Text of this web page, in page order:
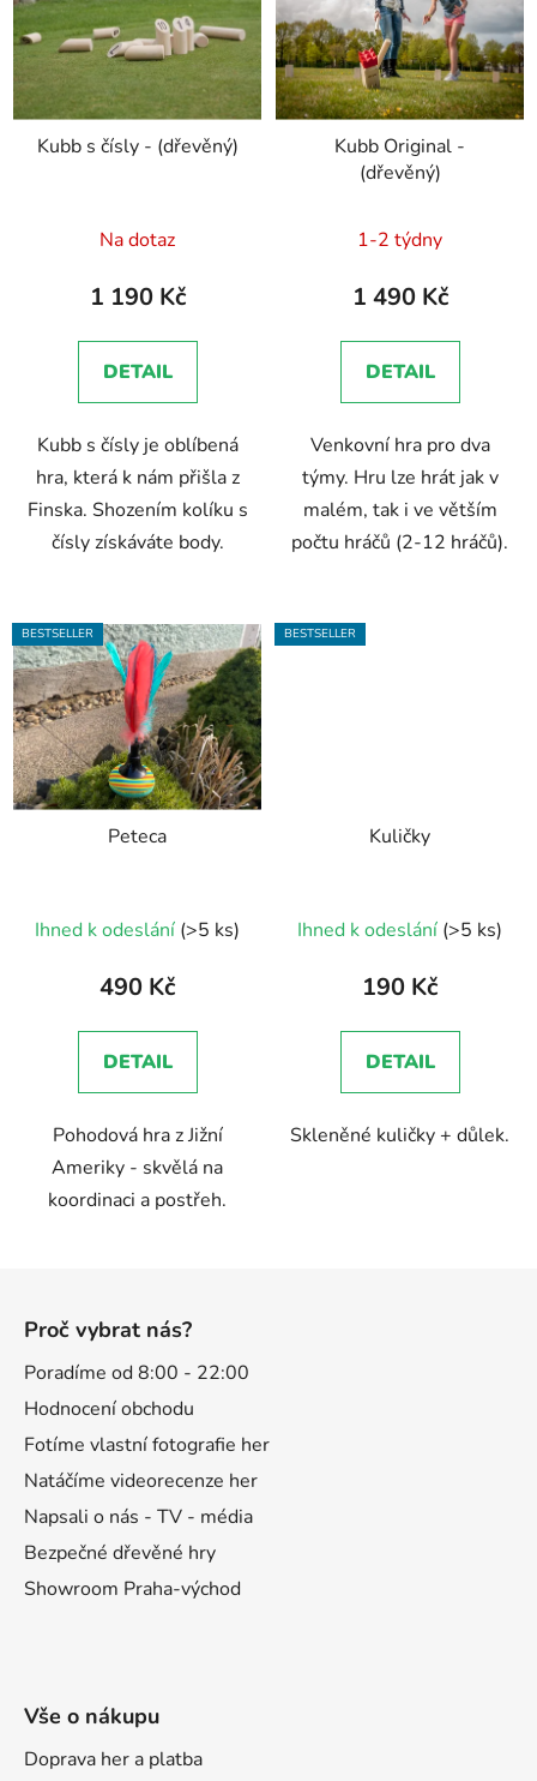
Kubb s čísly - (dřevěný)
hodnocení
produktu
5,0
z
hvězdiček.
Na dotaz
1 190 Kč
DETAIL
Kubb s čísly je oblíbená
hra, která k nám přišla z
Finska. Shozením kolíku s
čísly získáváte body.
Kubb Original -
(dřevěný)
hodnocení
produktu
5,0
z
hvězdiček.
1-2 týdny
1 490 Kč
DETAIL
Venkovní hra pro dva
týmy. Hru lze hrát jak v
malém, tak i ve větším
počtu hráčů (2-12 hráčů).
BESTSELLER
Peteca
Ihned k odeslání (>5 ks)
490 Kč
DETAIL
Pohodová hra z Jižní
Ameriky - skvělá na
koordinaci a postřeh.
BESTSELLER
Kuličky
Ihned k odeslání (>5 ks)
190 Kč
DETAIL
Skleněné kuličky + důlek.
Proč vybrat nás?
Poradíme od 8:00 - 22:00
Hodnocení obchodu
Fotíme vlastní fotografie her
Natáčíme videorecenze her
Napsali o nás - TV - média
Bezpečné dřevěné hry
Showroom Praha-východ
Vše o nákupu
Doprava her a platba